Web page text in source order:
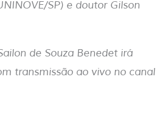
SP) e doutor Gilson
de Souza Benedet irá
transmissão ao vivo no canal